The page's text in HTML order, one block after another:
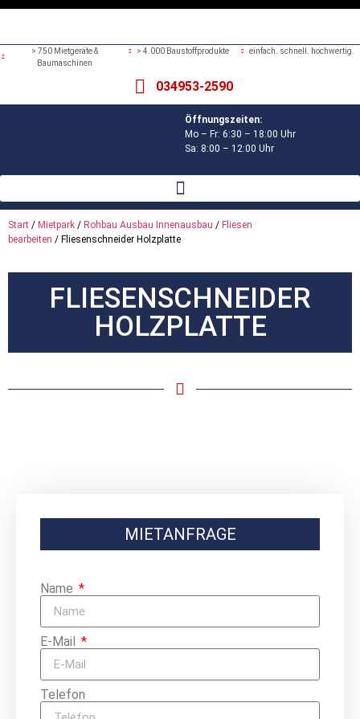
> 750 Mietgeräte &
Baumaschinen
> 4.000 Baustoffprodukte einfach. schnell. hochwertig.
034953-2590
Öffnungszeiten:
Mo – Fr: 6:30 – 18:00 Uhr
Sa: 8:00 – 12:00 Uhr
Start / Mietpark / Rohbau Ausbau Innenausbau / Fliesen
bearbeiten / Fliesenschneider Holzplatte
FLIESENSCHNEIDER
HOLZPLATTE
MIETANFRAGE
Name
E-Mail
Telefon